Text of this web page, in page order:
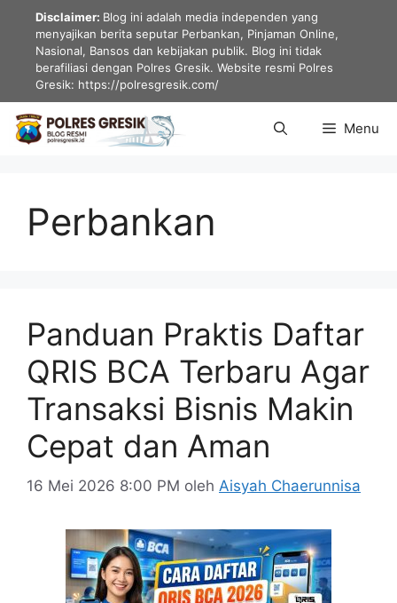
LangsungDisclaimer: Blog ini adalah media independen yang
menyajikan berita seputar Perbankan, Pinjaman Online,
Nasional, Bansos dan kebijakan publik. Blog ini tidak
berafiliasi dengan Polres Gresik. Website resmi Polres
Gresik: https://polresgresik.com/
Menu
Perbankan
Panduan Praktis Daftar
QRIS BCA Terbaru Agar
Transaksi Bisnis Makin
Cepat dan Aman
16 Mei 2026 8:00 PM oleh Aisyah Chaerunnisa